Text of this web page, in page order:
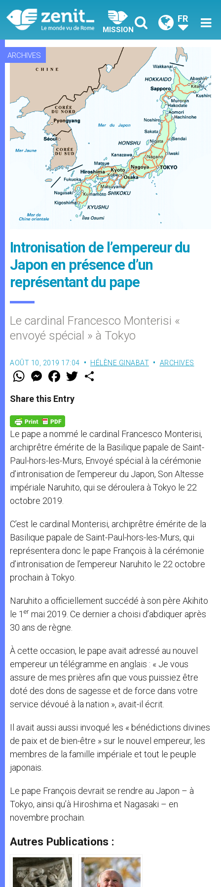
MISSION
FR
ARCHIVES
Intronisation de l’empereur du
Japon en présence d’un
représentant du pape
Le cardinal Francesco Monterisi «
envoyé spécial » à Tokyo
AOÛT 10, 2019 17:04 HÉLÈNE GINABAT ARCHIVES
W
t
s
p
p
M
e
s
e
g
e
r
F
a
e
b
o
k
w
Share this Entry
Le pape a nommé le cardinal Francesco Monterisi,
archiprêtre émérite de la Basilique papale de Saint-
Paul-hors-les-Murs, Envoyé spécial à la cérémonie
d’intronisation de l’empereur du Japon, Son Altesse
impériale Naruhito, qui se déroulera à Tokyo le 22
octobre 2019.
C’est le cardinal Monterisi, archiprêtre émérite de la
Basilique papale de Saint-Paul-hors-les-Murs, qui
représentera donc le pape François à la cérémonie
d’intronisation de l’empereur Naruhito le 22 octobre
prochain à Tokyo.
Naruhito a officiellement succédé à son père Akihito
le 1 er mai 2019. Ce dernier a choisi d’abdiquer après
30 ans de règne.
À cette occasion, le pape avait adressé au nouvel
empereur un télégramme en anglais : « Je vous
assure de mes prières afin que vous puissiez être
doté des dons de sagesse et de force dans votre
service dévoué à la nation », avait-il écrit.
Il avait aussi aussi invoqué les « bénédictions divines
de paix et de bien-être » sur le nouvel empereur, les
membres de la famille impériale et tout le peuple
japonais.
Le pape François devrait se rendre au Japon – à
Tokyo, ainsi qu’à Hiroshima et Nagasaki – en
novembre prochain.
Autres Publications :